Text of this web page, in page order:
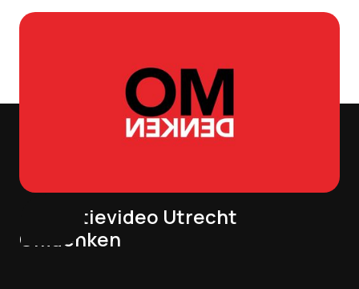
Promotievideo Utrecht
Omdenken